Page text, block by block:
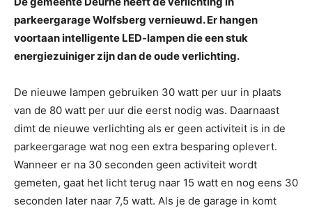
parkeergarage Wolfsberg vernieuwd. Er hangen
voortaan intelligente LED-lampen die een stuk
energiezuiniger zijn dan de oude verlichting.
De nieuwe lampen gebruiken 30 watt per uur in plaats
van de 80 watt per uur die eerst nodig was. Daarnaast
dimt de nieuwe verlichting als er geen activiteit is in de
parkeergarage wat nog een extra besparing oplevert.
Wanneer er na 30 seconden geen activiteit wordt
gemeten, gaat het licht terug naar 15 watt en nog eens 30
seconden later naar 7,5 watt. Als je de garage in komt